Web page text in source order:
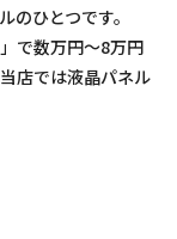
のひとつです。
で数万円～8万円
店では液晶パネル